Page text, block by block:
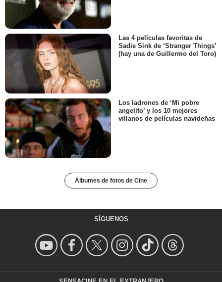
Las 4 películas favoritas de
Sadie Sink de ‘Stranger Things’
(hay una de Guillermo del Toro)
Los ladrones de ‘Mi pobre
angelito’ y los 10 mejores
villanos de películas navideñas
Álbumes de fotos de Cine
SÍGUENOS